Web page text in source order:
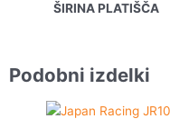
ŠIRINA PLATIŠČA
Podobni izdelki